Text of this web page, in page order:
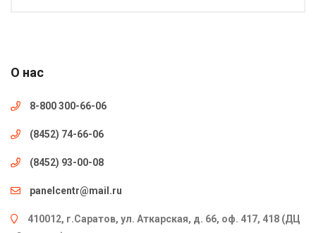
О нас
8-800 300-66-06
(8452) 74-66-06
(8452) 93-00-08
panelcentr@mail.ru
410012, г.Саратов, ул. Аткарская, д. 66, оф. 417, 418 (ДЦ